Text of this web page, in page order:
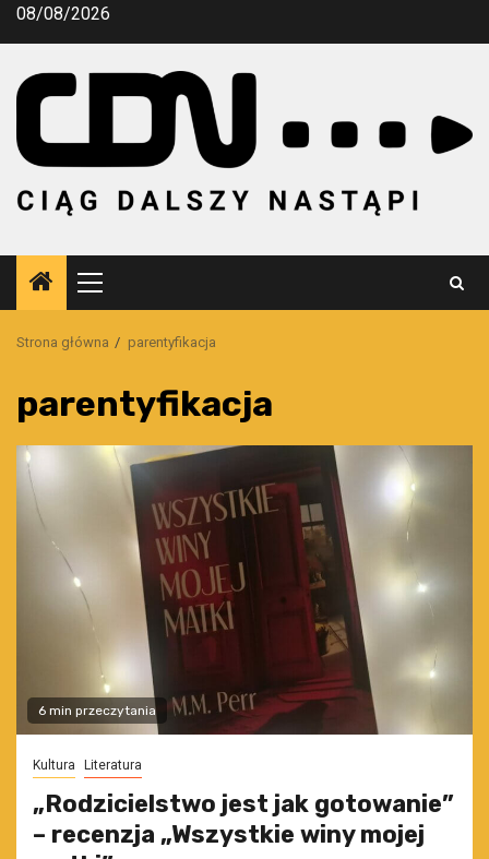
Przejdź
08/08/2026
Menu
główne
Strona główna parentyfikacja
parentyfikacja
6 min przeczytania
Kultura Literatura
„Rodzicielstwo jest jak gotowanie”
– recenzja „Wszystkie winy mojej